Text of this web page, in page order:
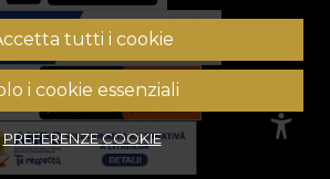
tutti i cookie
i cookie essenziali
PREFERENZE COOKIE